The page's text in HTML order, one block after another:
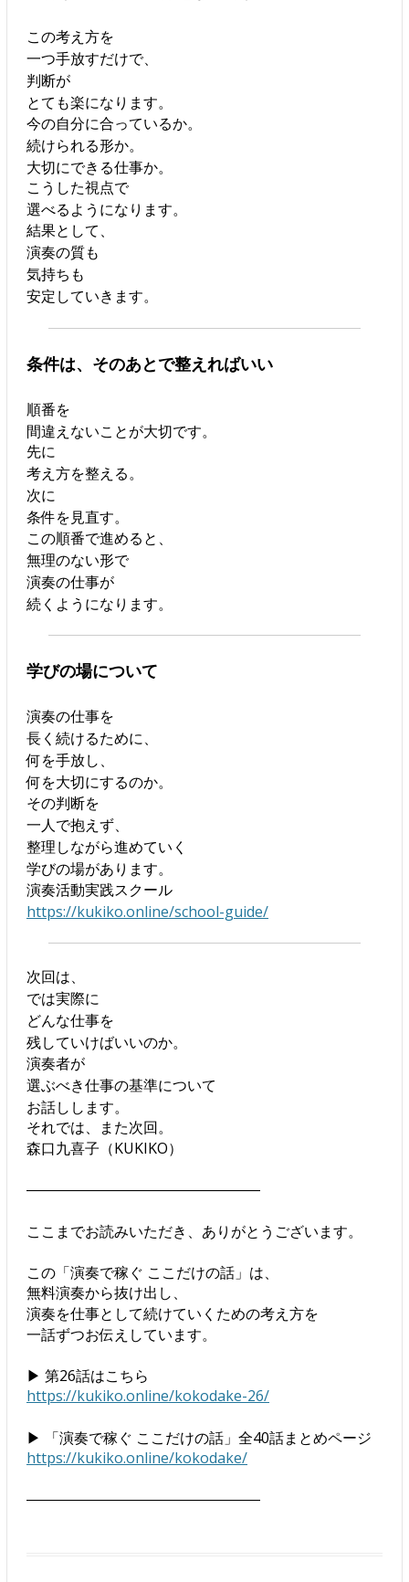
この考え方を
一つ手放すだけで、
判断が
とても楽になります。
今の自分に合っているか。
続けられる形か。
大切にできる仕事か。
こうした視点で
選べるようになります。
結果として、
演奏の質も
気持ちも
安定していきます。
条件は、そのあとで整えればいい
順番を
間違えないことが大切です。
先に
考え方を整える。
次に
条件を見直す。
この順番で進めると、
無理のない形で
演奏の仕事が
続くようになります。
学びの場について
演奏の仕事を
長く続けるために、
何を手放し、
何を大切にするのか。
その判断を
一人で抱えず、
整理しながら進めていく
学びの場があります。
演奏活動実践スクール
https://kukiko.online/school-guide/
次回は、
では実際に
どんな仕事を
残していけばいいのか。
演奏者が
選ぶべき仕事の基準について
お話しします。
それでは、また次回。
森口九喜子（KUKIKO）
――――――――――――――――
ここまでお読みいただき、ありがとうございます。
この「演奏で稼ぐ ここだけの話」は、
無料演奏から抜け出し、
演奏を仕事として続けていくための考え方を
一話ずつお伝えしています。
▶︎ 第26話はこちら
https://kukiko.online/kokodake-26/
▶︎ 「演奏で稼ぐ ここだけの話」全40話まとめページ
https://kukiko.online/kokodake/
――――――――――――――――